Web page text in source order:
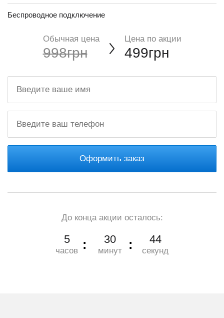
Беспроводное подключение
Обычная цена
998грн
Цена по акции
499грн
Оформить заказ
До конца акции осталось:
5
часов
30
минут
43
секунд